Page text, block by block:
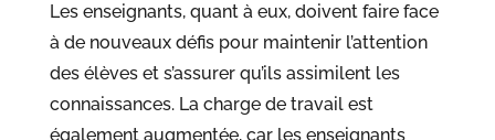
Les enseignants, quant à eux, doivent faire face
à de nouveaux défis pour maintenir l’attention
des élèves et s’assurer qu’ils assimilent les
connaissances. La charge de travail est
également augmentée, car les enseignants